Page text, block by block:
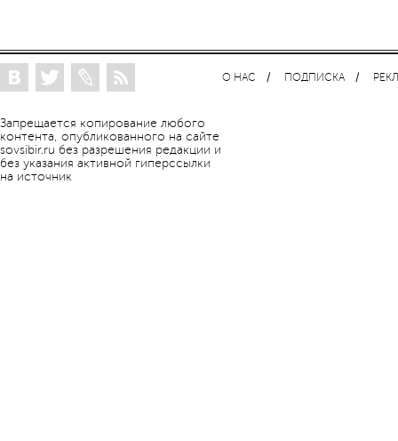
Запрещается копирование любого
контента, опубликованного на сайте
sovsibir.ru без разрешения редакции и
без указания активной гиперссылки
на источник
О НАС ПОДПИСКА